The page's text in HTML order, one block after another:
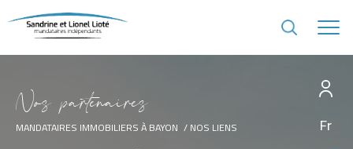
Fr
Nos partenaires
MANDATAIRES IMMOBILIERS À BAYON NOS LIENS